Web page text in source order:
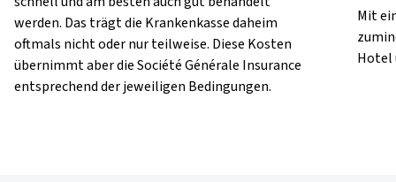
werden. Das trägt die Krankenkasse daheim
oftmals nicht oder nur teilweise. Diese Kosten
übernimmt aber die Société Générale Insurance
entsprechend der jeweiligen Bedingungen.
Mit
Hotel